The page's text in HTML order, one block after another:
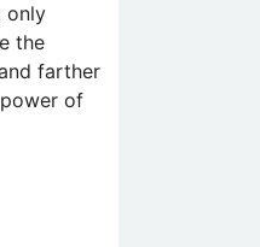
only
the
farther
of